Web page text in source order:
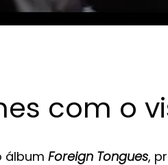
com o
álbum Foreign Tongues,